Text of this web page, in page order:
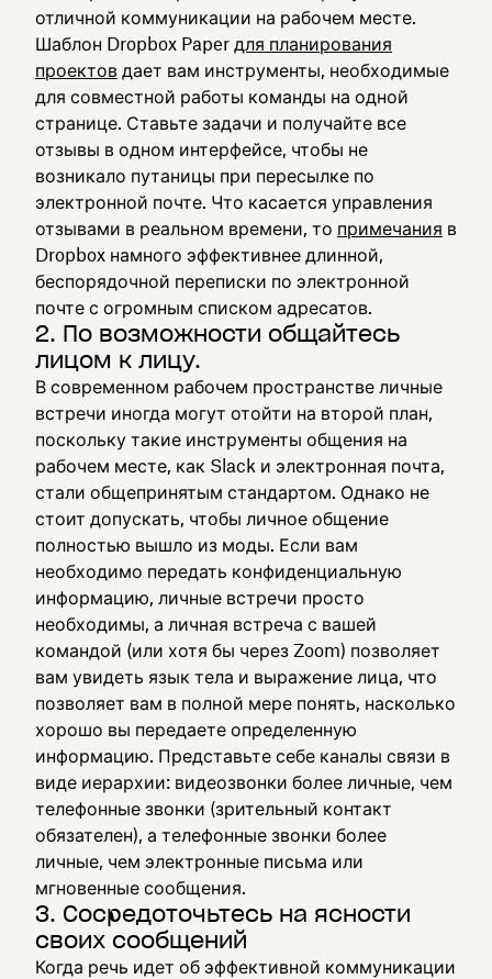
отличной коммуникации на рабочем месте.
Шаблон Dropbox Paper для планирования
проектов дает вам инструменты, необходимые
для совместной работы команды на одной
странице. Ставьте задачи и получайте все
отзывы в одном интерфейсе, чтобы не
возникало путаницы при пересылке по
электронной почте. Что касается управления
отзывами в реальном времени, то примечания в
Dropbox намного эффективнее длинной,
беспорядочной переписки по электронной
почте с огромным списком адресатов.
2. По возможности общайтесь
лицом к лицу.
В современном рабочем пространстве личные
встречи иногда могут отойти на второй план,
поскольку такие инструменты общения на
рабочем месте, как Slack и электронная почта,
стали общепринятым стандартом. Однако не
стоит допускать, чтобы личное общение
полностью вышло из моды. Если вам
необходимо передать конфиденциальную
информацию, личные встречи просто
необходимы, а личная встреча с вашей
командой (или хотя бы через Zoom) позволяет
вам увидеть язык тела и выражение лица, что
позволяет вам в полной мере понять, насколько
хорошо вы передаете определенную
информацию. Представьте себе каналы связи в
виде иерархии: видеозвонки более личные, чем
телефонные звонки (зрительный контакт
обязателен), а телефонные звонки более
личные, чем электронные письма или
мгновенные сообщения.
3. Сосредоточьтесь на ясности
своих сообщений
Когда речь идет об эффективной коммуникации